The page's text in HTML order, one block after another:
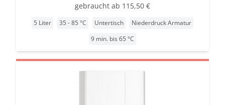
gebraucht ab 115,50 €
5 Liter 35 - 85 °C Untertisch
Niederdruck Armatur
9 min. bis 65 °C